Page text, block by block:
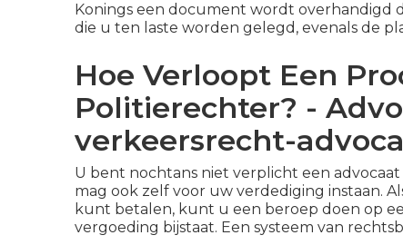
Konings een document wordt overhandigd
die u ten laste worden gelegd, evenals de
Hoe Verloopt Een
Politierechter? -
verkeersrecht-
U bent nochtans niet verplicht een
mag ook zelf voor uw verdediging instaan.
kunt betalen, kunt u een beroep doen op
vergoeding bijstaat. Een systeem van